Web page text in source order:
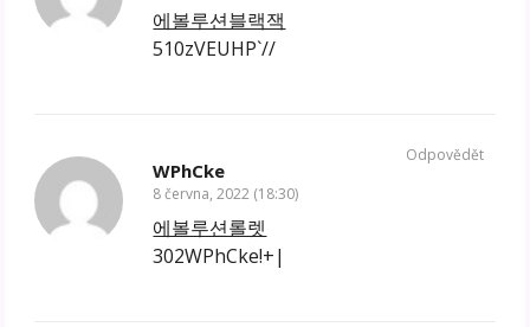
에볼루션블랙잭
510zVEUHP`//
WPhCke
8 června, 2022 (18:30)
에볼루션롤렛
302WPhCke!+|
Odpovědět